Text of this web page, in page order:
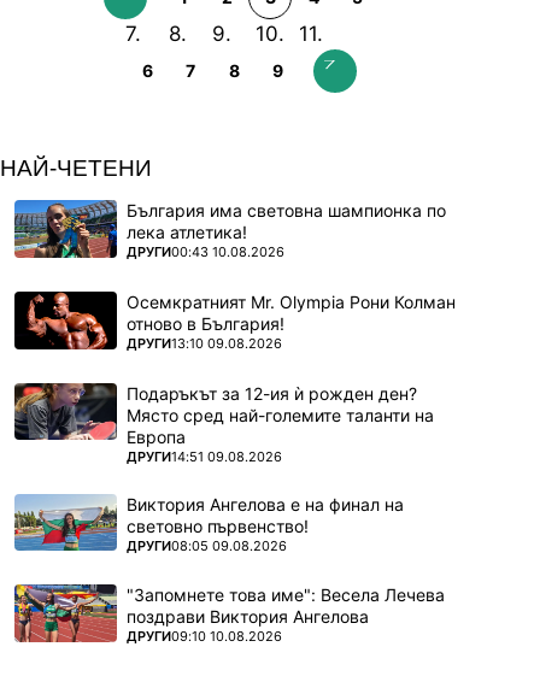
6 7 8 9
НАЙ-ЧЕТЕНИ
България има световна шампионка по
лека атлетика!
ПОВЕЧЕ ОТ
ДРУГИ00:43 10.08.2026
Осемкратният Mr. Olympia Рони Колман
отново в България!
ПОВЕЧЕ ОТ
ДРУГИ13:10 09.08.2026
Подаръкът за 12-ия ѝ рожден ден?
Място сред най-големите таланти на
Европа
ПОВЕЧЕ ОТ
ДРУГИ14:51 09.08.2026
Виктория Ангелова е на финал на
световно първенство!
ПОВЕЧЕ ОТ
ДРУГИ08:05 09.08.2026
"Запомнете това име": Весела Лечева
поздрави Виктория Ангелова
ПОВЕЧЕ ОТ
ДРУГИ09:10 10.08.2026